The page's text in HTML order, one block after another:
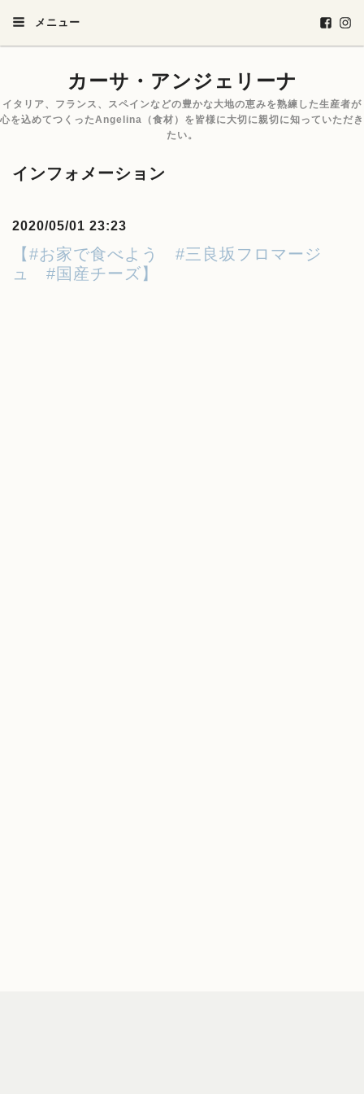
メニュー
カーサ・アンジェリーナ
イタリア、フランス、スペインなどの豊かな大地の恵みを熟練した生産者が
心を込めてつくったAngelina（食材）を皆様に大切に親切に知っていただき
たい。
インフォメーション
2020/05/01 23:23
【#お家で食べよう #三良坂フロマージ
ュ #国産チーズ】